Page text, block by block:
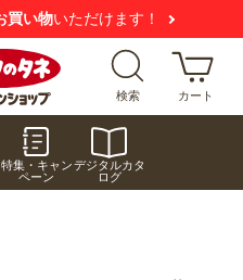
買い物いただけます！
検索 カート
特集・キャン
ペーン
デジタルカタ
ログ